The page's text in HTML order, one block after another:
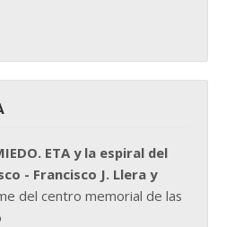
ETA y la espiral del
- Francisco J. Llera y
del centro memorial de las